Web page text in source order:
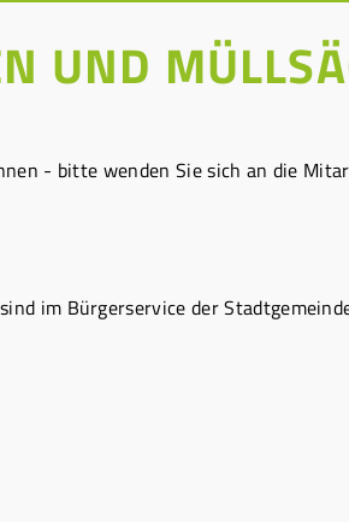
UND
- bitte wenden Sie sich an die
im Bürgerservice der